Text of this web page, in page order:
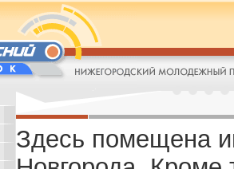
Здесь помещена